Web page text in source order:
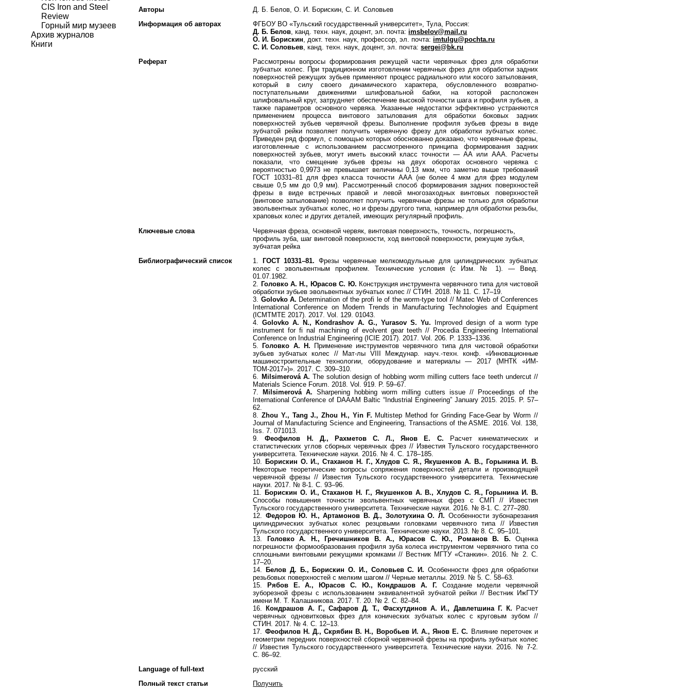
Авторы
Д. Б. Белов, О. И. Борискин, С. И. Соловьев
Информация об авторах
ФГБОУ ВО «Тульский государственный университет», Тула, Россия:
Д. Б. Белов, канд. техн. наук, доцент, эл. почта:imsbelov@mail.ru
О. И. Борискин, докт. техн. наук, профессор, эл. почта:imtulgu@pochta.ru
С. И. Соловьев, канд. техн. наук, доцент, эл. почта:sergei@bk.ru
Реферат
Рассмотрены вопросы формирования режущей части червячных фрез для обработки
зубчатых колес. При традиционном изготовлении червячных фрез для обработки задних
поверхностей режущих зубьев применяют процесс радиального или косого затылования,
который в силу своего динамического характера, обусловленного возвратно-
поступательными движениями шлифовальной бабки, на которой расположен
шлифовальный круг, затрудняет обеспечение высокой точности шага и профиля зубьев, а
также параметров основного червяка. Указанные недостатки эффективно устраняются
применением процесса винтового затылования для обработки боковых задних
поверхностей зубьев червячной фрезы. Выполнение профиля зубьев фрезы в виде
зубчатой рейки позволяет получить червячную фрезу для обработки зубчатых колес.
Приведен ряд формул, с помощью которых обоснованно доказано, что червячные фрезы,
изготовленные с использованием рассмотренного принципа формирования задних
поверхностей зубьев, могут иметь высокий класс точности — АА или ААА. Расчеты
показали, что смещение зубьев фрезы на двух оборотах основного червяка с
вероятностью 0,9973 не превышает величины 0,13 мкм, что заметно выше требований
ГОСТ 10331–81 для фрез класса точности ААА (не более 4 мкм для фрез модулем
свыше 0,5 мм до 0,9 мм). Рассмотренный способ формирования задних поверхностей
фрезы в виде встречных правой и левой многозаходных винтовых поверхностей
(винтовое затылование) позволяет получить червячные фрезы не только для обработки
эвольвентных зубчатых колес, но и фрезы другого типа, например для обработки резьбы,
храповых колес и других деталей, имеющих регулярный профиль.
Ключевые слова
Червячная фреза, основной червяк, винтовая поверхность, точность, погрешность,
профиль зуба, шаг винтовой поверхности, ход винтовой поверхности, режущие зубья,
зубчатая рейка
Библиографический список
1. ГОСТ 10331–81. Фрезы червячные мелкомодульные для цилиндрических зубчатых
колес с эвольвентным профилем. Технические условия (с Изм. № 1). — Введ.
01.07.1982.
2. Головко А. Н., Юрасов С. Ю. Конструкция инструмента червячного типа для чистовой
обработки зубьев эвольвентных зубчатых колес // СТИН. 2018. № 11. С. 17–19.
3. Golovko A. Determination of the profi le of the worm-type tool // Matec Web of Conferences
International Conference on Modern Trends in Manufacturing Technologies and Equipment
(ICMTMTE 2017). 2017. Vol. 129. 01043.
4.Golovko A. N., Kondrashov A. G., Yurasov S. Yu. Improved design of a worm type
instrument for fi nal machining of evolvent gear teeth // Procedia Engineering International
Conference on Industrial Engineering (ICIE 2017). 2017. Vol. 206. P. 1333–1336.
5.Головко А. Н. Применение инструментов червячного типа для чистовой обработки
зубьев зубчатых колес // Мат-лы VIII Междунар. науч.-техн. конф. «Инновационные
машиностроительные технологии, оборудование и материалы — 2017 (МНТК «ИМ-
ТОМ-2017»)». 2017. С. 309–310.
6. Milsimerová A. The solution design of hobbing worm milling cutters face teeth undercut //
Materials Science Forum. 2018. Vol. 919. P. 59–67.
7.Milsimerová A. Sharpening hobbing worm milling cutters issue // Proceedings of the
International Conference of DAAAM Baltic “Industrial Engineering” January 2015. 2015. P. 57–
62.
8.Zhou Y., Tang J., Zhou H., Yin F. Multistep Method for Grinding Face-Gear by Worm //
Journal of Manufacturing Science and Engineering, Transactions of the ASME. 2016. Vol. 138,
Iss. 7. 071013.
9.Феофилов Н. Д., Рахметов С. Л., Янов Е. С. Расчет кинематических и
статистических углов сборных червячных фрез // Известия Тульского государственного
университета. Технические науки. 2016. № 4. С. 178–185.
10.Борискин О. И., Стаханов Н. Г., Хлудов С. Я., Якушенков А. В., Горынина И. В.
Некоторые теоретические вопросы сопряжения поверхностей детали и производящей
червячной фрезы // Известия Тульского государственного университета. Технические
науки. 2017. № 8-1. С. 93–96.
11.Борискин О. И., Стаханов Н. Г., Якушенков А. В., Хлудов С. Я., Горынина И. В.
Способы повышения точности эвольвентных червячных фрез с СМП // Известия
Тульского государственного университета. Технические науки. 2016. № 8-1. С. 277–280.
12. Федоров Ю. Н., Артамонов В. Д., Золотухина О. Л. Особенности зубонарезания
цилиндрических зубчатых колес резцовыми головками червячного типа // Известия
Тульского государственного университета. Технические науки. 2013. № 8. С. 95–101.
13. Головко А. Н., Гречишников В. А., Юрасов С. Ю., Романов В. Б. Оценка
погрешности формообразования профиля зуба колеса инструментом червячного типа со
сплошными винтовыми режущими кромками // Вестник МГТУ «Станкин». 2016. № 2. С.
17–20.
14.
Белов Д. Б., Борискин О. И., Соловьев С. И. Особенности фрез для обработки
резьбовых поверхностей с мелким шагом // Черные металлы. 2019. № 5. С. 58–63.
15.Рябов Е. А., Юрасов С. Ю., Кондрашов А. Г. Создание модели червячной
зуборезной фрезы с использованием эквивалентной зубчатой рейки // Вестник ИжГТУ
имени М. Т. Калашникова. 2017. Т. 20. № 2. С. 82–84.
16.Кондрашов А. Г., Сафаров Д. Т., Фасхутдинов А. И., Давлетшина Г. К. Расчет
червячных одновитковых фрез для конических зубчатых колес с круговым зубом //
СТИН. 2017. № 4. С. 12–13.
17. Феофилов Н. Д., Скрябин В. Н., Воробьев И. А., Янов Е. С. Влияние переточек и
геометрии передних поверхностей сборной червячной фрезы на профиль зубчатых колес
// Известия Тульского государственного университета. Технические науки. 2016. № 7-2.
С. 86–92.
Language of full-text
русский
Полный текст статьи
Получить
CIS Iron and Steel
Review
Горный мир музеев
Архив журналов
Книги